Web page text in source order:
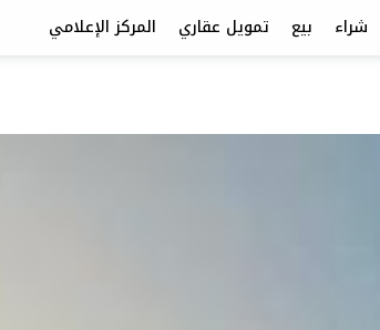
شراء بيع تمويل عقاري المركز الإعلامي